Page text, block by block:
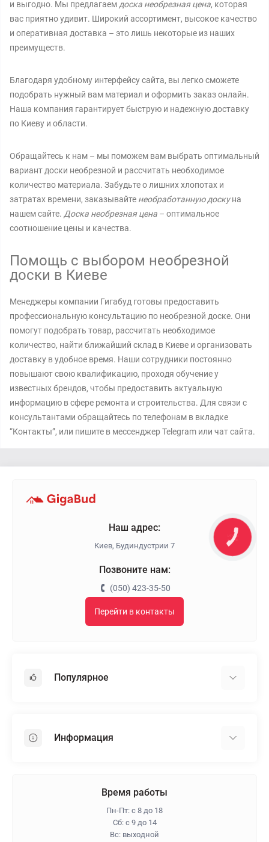
и выгодно. Мы предлагаем доска необрезная цена, которая
вас приятно удивит. Широкий ассортимент, высокое качество
и оперативная доставка – это лишь некоторые из наших
преимуществ.
Благодаря удобному интерфейсу сайта, вы легко сможете
подобрать нужный вам материал и оформить заказ онлайн.
Наша компания гарантирует быструю и надежную доставку
по Киеву и области.
Обращайтесь к нам – мы поможем вам выбрать оптимальный
вариант доски необрезной и рассчитать необходимое
количество материала. Забудьте о лишних хлопотах и
затратах времени, заказывайте необработанную доскуна
нашем сайте. Доска необрезная цена – оптимальное
соотношение цены и качества.
Помощь с выбором необрезной
доски в Киеве
Менеджеры компании Гигабуд готовы предоставить
профессиональную консультацию по необрезной доске. Они
помогут подобрать товар, рассчитать необходимое
количество, найти ближайший склад в Киеве и организовать
доставку в удобное время. Наши сотрудники постоянно
повышают свою квалификацию, проходя обучение у
известных брендов, чтобы предоставить актуальную
информацию в сфере ремонта и строительства. Для связи с
консультантами обращайтесь по телефонам в вкладке
“Контакты”, или пишите в мессенджер Telegram или чат сайта.
Наш адрес:
Киев, Будиндустрии 7
Позвоните нам:
(050) 423-35-50
Перейти в контакты
Популярное
Пенопласт
Информация
Время работы
Пн-Пт: с 8 до 18
Сб: с 9 до 14
Вс: выходной
КНОПКА
ЗВ'ЯЗКУ